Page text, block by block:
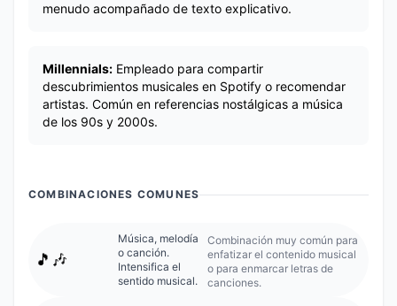
menudo acompañado de texto explicativo.
Millennials: Empleado para compartir
descubrimientos musicales en Spotify o recomendar
artistas. Común en referencias nostálgicas a música
de los 90s y 2000s.
COMBINACIONES COMUNES
🎵🎶
Música, melodía
o canción.
Intensifica el
sentido musical.
Combinación muy común para
enfatizar el contenido musical
o para enmarcar letras de
canciones.